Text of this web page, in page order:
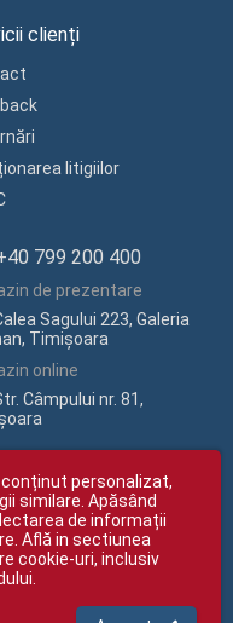
clienți
litigiilor
799 200 400
de prezentare
Sagului 223, Galeria
Timișoara
online
Câmpului nr. 81,
RO 15651694, Nr. Reg. Com.
includ TVA
personalizat,
similare. Apăsând
de informații
Află in sectiunea
cookie-uri, inclusiv